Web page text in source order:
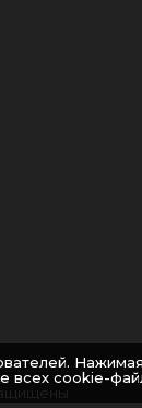
всех cookie-